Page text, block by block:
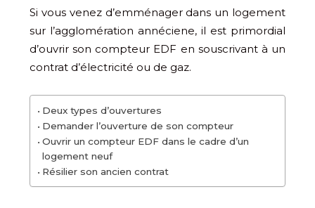
Si vous venez d’emménager dans un logement
sur l’agglomération annéciene, il est primordial
d’ouvrir son compteur EDF en souscrivant à un
contrat d’électricité ou de gaz.
Deux types d’ouvertures
Demander l’ouverture de son compteur
Ouvrir un compteur EDF dans le cadre d’un
logement neuf
Résilier son ancien contrat